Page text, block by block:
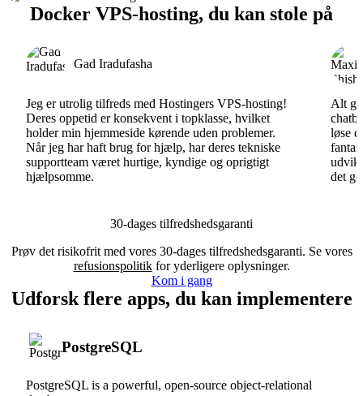
Docker VPS-hosting, du kan stole på
Gad Iradufasha
Jeg er utrolig tilfreds med Hostingers VPS-hosting!
Deres oppetid er konsekvent i topklasse, hvilket
holder min hjemmeside kørende uden problemer.
Når jeg har haft brug for hjælp, har deres tekniske
supportteam været hurtige, kyndige og oprigtigt
hjælpsomme.
Alt
løse
det
30-dages tilfredshedsgaranti
Prøv det risikofrit med vores 30-dages tilfredshedsgaranti. Se vores
refusionspolitikfor yderligere oplysninger.
Kom i gang
Udforsk flere apps, du kan implementere
PostgreSQL
PostgreSQL is a powerful, open-source object-relational